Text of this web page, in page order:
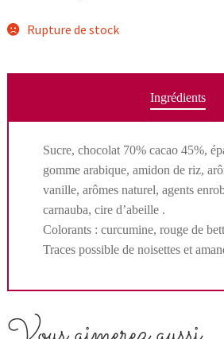
Rupture de stock
Ingrédients
Sucre, chocolat 70% cacao 45%,
gomme arabique, amidon de riz,
vanille, arômes naturel, agents
carnauba, cire d’abeille .
Colorants : curcumine, rouge de
Traces possible de noisettes et